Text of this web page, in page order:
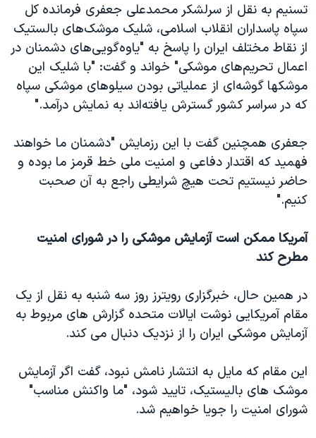
نرگس محمدی برنده جایزه نوبل صلح
همایش محافظه‌کاران آمریکا «سی‌پک»
صفحه‌های ویژه
سفر پرزیدنت ترامپ به چین
تسنیم به نقل از سرلشکر محمدعلی جعفری فرمانده کل
سپاه پاسداران انقلاب اسلامی، شلیک موشک‌های بالستیک
از نقاط مختلف ایران را پاسخ به "یاوه‌گویی‌های دشمنان در
اعمال تحریم‌های موشکی" خواند و گفت: "با شلیک این
موشکها گوشه‌ای از عملیاتی بودن سیلوهای موشکی سپاه
که در سراسر کشور گسترش یافته‌اند به نمایش درآمد."
جعفری همچنین گفت با این رزمایش "دشمنان ما خواهند
فهمید که اقتدار دفاعی و امنیت ملی خط قرمز ما بوده و
حاضر نیستیم تحت هیچ شرایطی راجع به آن صحبت
کنیم."
آمریکا ممکن است آزمایش موشکی را در شورای امنیت
مطرح کند
در همین حال، خبرگزاری رویترز روز سه شنبه به نقل از یک
مقام آمریکایی نوشت ایالات متحده گزارش های مربوط به
آزمایش موشکی ایران را از نزدیک دنبال می کند.
این مقام که مایل به انتشار نامش نبود، گفت اگر آزمایش
موشک های بالیستیک، تایید شود، "ما واکنش مناسب"
شورای امنیت را جویا خواهیم شد.